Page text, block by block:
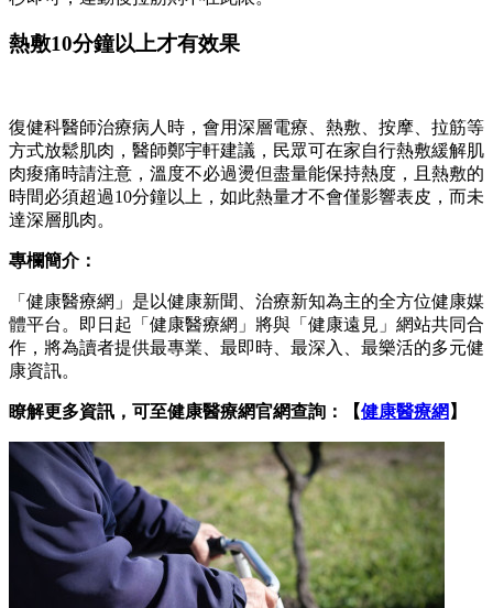
熱敷10分鐘以上才有效果
復健科醫師治療病人時，會用深層電療、熱敷、按摩、拉筋等
方式放鬆肌肉，醫師鄭宇軒建議，民眾可在家自行熱敷緩解肌
肉痠痛時請注意，溫度不必過燙但盡量能保持熱度，且熱敷的
時間必須超過10分鐘以上，如此熱量才不會僅影響表皮，而未
達深層肌肉。
專欄簡介：
「健康醫療網」是以健康新聞、治療新知為主的全方位健康媒
體平台。即日起「健康醫療網」將與「健康遠見」網站共同合
作，將為讀者提供最專業、最即時、最深入、最樂活的多元健
康資訊。
瞭解更多資訊，可至健康醫療網官網查詢：【健康醫療網 】